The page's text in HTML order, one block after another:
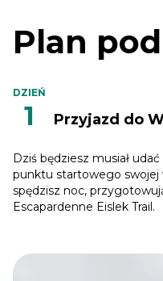
Plan
DZIEŃ
1 Przyjazd do
Dziś będziesz musiał
punktu startowego swojej
spędzisz noc,
Escapardenne Eislek Trail.